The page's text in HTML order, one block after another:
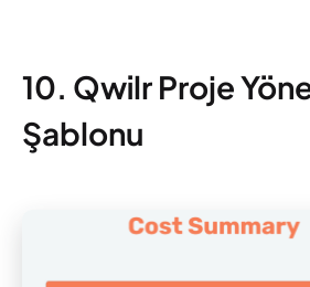
10. Qwilr Proje
Şablonu